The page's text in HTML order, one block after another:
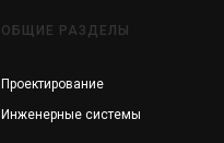
ОБЩИЕ РАЗДЕЛЫ
Проектирование
Инженерные системы